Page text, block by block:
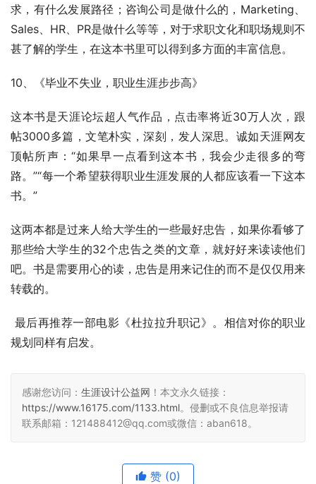
求，有什么发展路径；咨询公司是做什么的，Marketing、
Sales、HR、PR是做什么等等，对于求职文化和职场规则不
甚了解的学生，在这本书里可以得到多方面的丰富信息。
10、《毕业不失业，职业生涯步步高》
这本书是天涯论坛超人气作品，点击率将近30万人次，跟
帖3000多篇，文笔朴实，深刻，发人深思。诚如天涯网友
顶帖所声：“如果早一点看到这本书，我会少走很多的弯
路。”“每一个希望获得职业生涯发展的人都应该看一下这本
书。”
这两本都是过来人给大学生的一些最好忠告，如果你看够了
那些给大学生的32个忠告之类的文章，就好好来读读他们
吧。书是需要用心的读，忠告是用来记住的而不是仅仅用来
转载的。
最后再推荐一部电影《杜拉拉升职记》。相信对你的职业
规划同样有启发。
感谢您访问： 生涯设计公益网 ！本文永久链接：
https://www.16175.com/1133.html。侵删或不良信息举报请
联系邮箱：121488412@qq.com或微信：aban618。
赞 (0)